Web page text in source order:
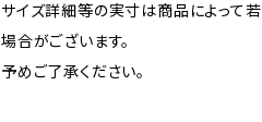
サイズ詳細等の実寸は商品によって
場合がございます。
予めご了承ください。